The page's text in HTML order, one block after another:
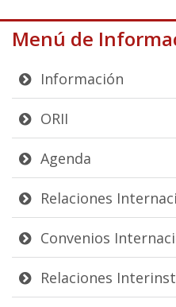
Menú de
Información
ORII
Agenda
Relaciones
Convenios
Relaciones